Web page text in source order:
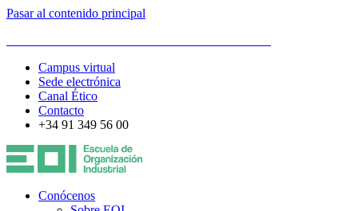
Pasar al contenido principal
Campus virtual
Sede electrónica
Canal Ético
Contacto
+34 91 349 56 00
Conócenos